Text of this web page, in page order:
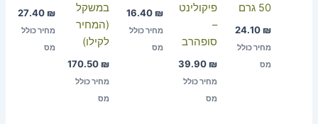
50 גרם
24.10 ₪
מחיר כולל
מס
פיקולינט
–
סופהרב
39.90 ₪
מחיר כולל
מס
16.40 ₪
מחיר כולל
מס
במשקל
(המחיר
לקילו)
170.50 ₪
מחיר כולל
מס
27.40 ₪
מחיר כולל
מס